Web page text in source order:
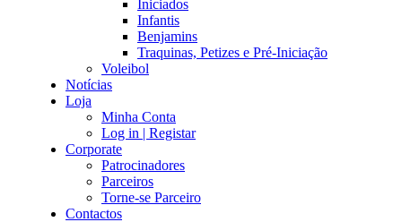
Iniciados
Infantis
Benjamins
Traquinas, Petizes e Pré-Iniciação
Voleibol
Notícias
Loja
Minha Conta
Log in | Registar
Corporate
Patrocinadores
Parceiros
Torne-se Parceiro
Contactos